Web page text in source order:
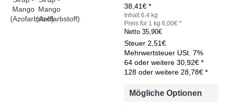
38,41€ *
Inhalt 6.4 kg
Preis für 1 kg 6,00€ *
Netto 35,90€
Steuer 2,51€
Mehrwertsteuer USt. 7%
64 oder weitere 30,92€ *
128 oder weitere 28,78€ *
Mögliche Optionen